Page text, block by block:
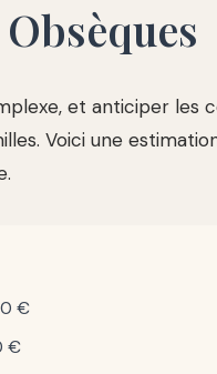
et anticiper les
Voici une
€
€